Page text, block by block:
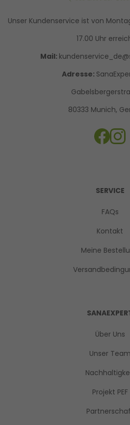
Unser Kundenservice ist von
17.00 Uhr
Mail:
Adresse:
80333 Munich,
SERVICE
FAQs
Kontakt
Meine
Über Uns
Unser Team
Projekt PEF